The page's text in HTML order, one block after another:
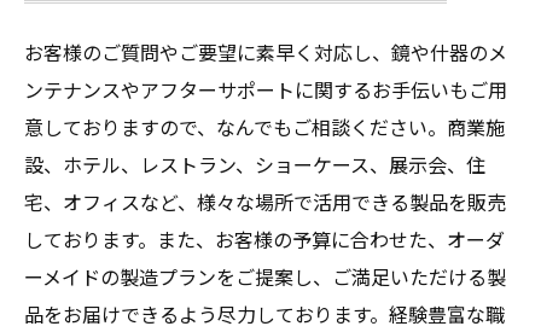
お客様のご質問やご要望に素早く対応し、鏡や什器のメ
ンテナンスやアフターサポートに関するお手伝いもご用
意しておりますので、なんでもご相談ください。商業施
設、ホテル、レストラン、ショーケース、展示会、住
宅、オフィスなど、様々な場所で活用できる製品を販売
しております。また、お客様の予算に合わせた、オーダ
ーメイドの製造プランをご提案し、ご満足いただける製
品をお届けできるよう尽力しております。経験豊富な職